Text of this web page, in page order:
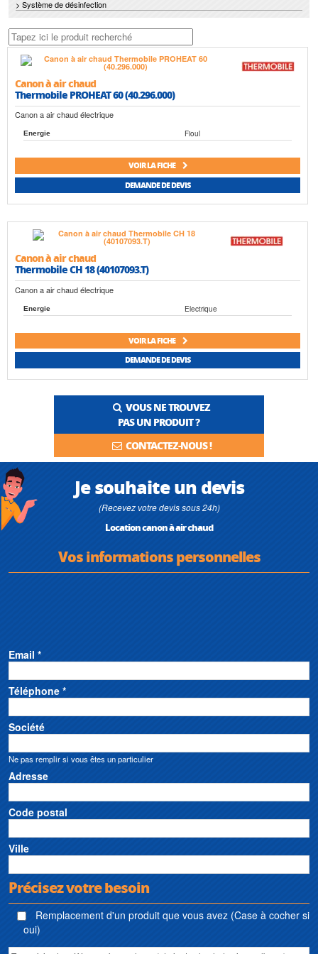
> Système de désinfection
Canon à air chaud
Thermobile PROHEAT 60 (40.296.000)
Canon a air chaud électrique
Energie Fioul
VOIR LA FICHE
DEMANDE DE DEVIS
Canon à air chaud
Thermobile CH 18 (40107093.T)
Canon a air chaud électrique
Energie Electrique
VOIR LA FICHE
DEMANDE DE DEVIS
VOUS NE TROUVEZ
PAS UN PRODUIT ?
CONTACTEZ-NOUS !
Je souhaite un devis
(Recevez votre devis sous 24h)
Location canon à air chaud
Vos informations personnelles
Email *
Téléphone *
Société
Ne pas remplir si vous êtes un particulier
Adresse
Code postal
Ville
Précisez votre besoin
Remplacement d'un produit que vous avez (Case à cocher si
oui)